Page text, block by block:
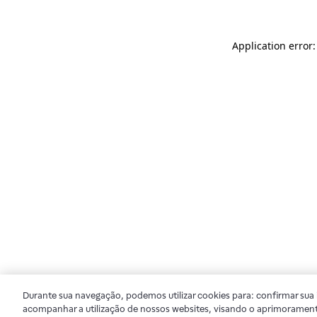
Application
Durante sua navegação, podemos utilizar cookies para: confirmar
acompanhar a utilização de nossos websites, visando o